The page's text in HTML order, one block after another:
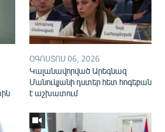
720p
ՕԳՈՍՏՈՍ 06, 2026
Կալանավորված Արեգնազ
Մանուկյանի դստեր հետ հոգեբան
է աշխատում